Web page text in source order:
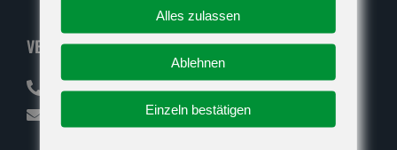
VERKAUF
07142 94712-30
verkauf@atglift.de
Alles zulassen
Ablehnen
Einzeln bestätigen